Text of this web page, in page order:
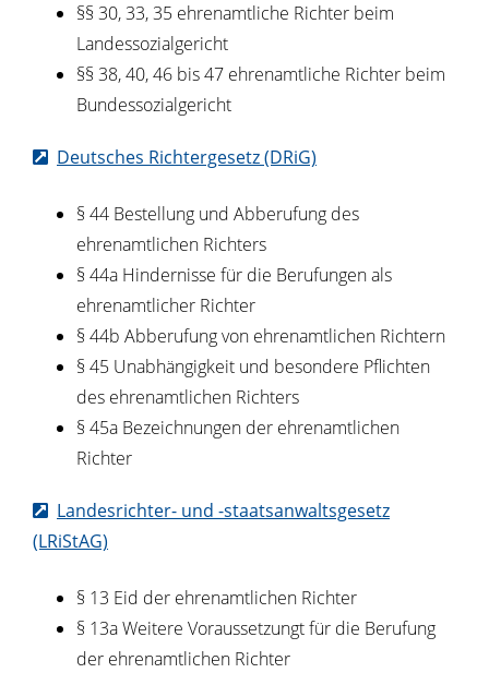
§§ 30, 33, 35 ehrenamtliche Richter beim
Landessozialgericht
§§ 38, 40, 46 bis 47 ehrenamtliche Richter beim
Bundessozialgericht
Deutsches Richtergesetz (DRiG)
§ 44 Bestellung und Abberufung des
ehrenamtlichen Richters
§ 44a Hindernisse für die Berufungen als
ehrenamtlicher Richter
§ 44b Abberufung von ehrenamtlichen Richtern
§ 45 Unabhängigkeit und besondere Pflichten
des ehrenamtlichen Richters
§ 45a Bezeichnungen der ehrenamtlichen
Richter
Landesrichter- und -staatsanwaltsgesetz
(LRiStAG)
§ 13 Eid der ehrenamtlichen Richter
§ 13a Weitere Voraussetzungt für die Berufung
der ehrenamtlichen Richter